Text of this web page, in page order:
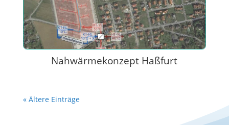
Nahwärmekonzept Haßfurt
« Ältere Einträge